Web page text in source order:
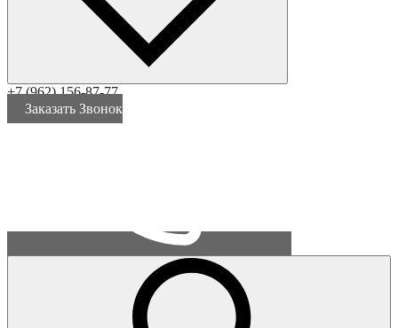
+7 (962) 156-87-77
Заказать Звонок